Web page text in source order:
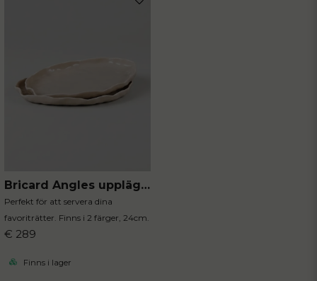
Bricard Angles uppläggningsfat 2-pack beige
Perfekt för att servera dina
favoriträtter. Finns i 2 färger, 24cm.
€ 289
Finns i lager